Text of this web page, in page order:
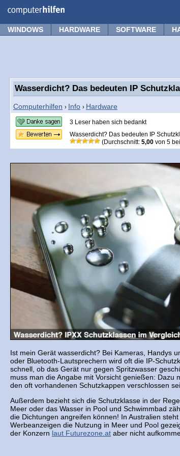
WINDOWS HARDWARE SOFTWARE
Wasserdicht? Das bedeuten IP
Computerhilfen › Info › Hardware
3 Leser haben sich bedankt
Wasserdicht? Das bedeuten IP
(Durchschnitt: 5,00 von 5 bei
Ist mein Gerät wasserdicht? Bei Kameras, Handys
oder Bluetooth-Lautsprechern wird oft die IP-
schnell, ob das Gerät nur gegen Spritzwasser
muss man die Angabe mit Vorsicht genießen: Dazu
den oft vorhandenen Schutzkappen verschlossen
Außerdem bezieht sich die Schutzklasse in der
Meer oder das Wasser in Pool und Schwimmbad
die Dichtungen angreifen können! In Australien
Werbeanzeigen die Nutzung in Meer und Pool
der Konzern laut Futurezone.at aber nicht